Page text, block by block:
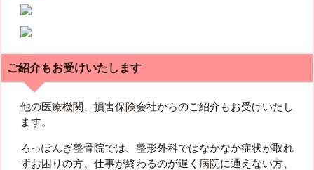
ご紹介もお受けいたします
他の医療機関、損害保険会社からのご紹介もお受けいたし
ます。
ろっぽんぎ整骨院では、整形外科ではなかなか症状が取れ
ずお困りの方、仕事が終わるのが遅く病院に通えない方、